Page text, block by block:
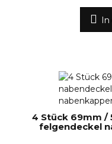
In
4 Stück 69mm /
felgendeckel